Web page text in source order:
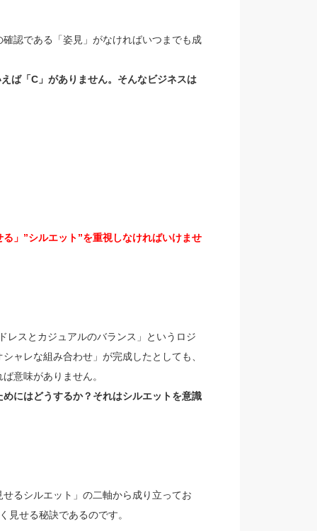
認である「姿見」がなければいつまでも成
ば「C」がありません。そんなビジネスは
」”シルエット”を重視しなければいけませ
レスとカジュアルのバランス」というロジ
ャレな組み合わせ」が完成したとしても、
意味がありません。
にはどうするか？それはシルエットを意識
るシルエット」の二軸から成り立ってお
見せる秘訣であるのです。